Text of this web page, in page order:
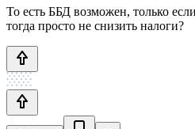
То есть ББД возможен, только
тогда просто не снизить налоги?